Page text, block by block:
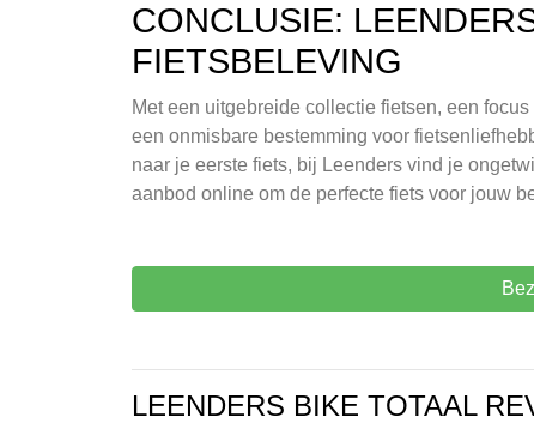
CONCLUSIE:
FIETSBELEVING
Met een uitgebreide collectie fietsen, een
een onmisbare bestemming voor
naar je eerste fiets, bij Leenders vind je
aanbod online om de perfecte fiets voor jouw
LEENDERS BIKE TOTAAL